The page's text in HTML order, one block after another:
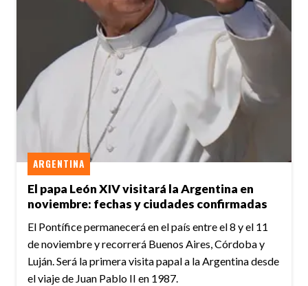
El papa León XIV visitará la Argentina en
noviembre: fechas y ciudades confirmadas
ARGENTINA
El Pontífice permanecerá en el país entre el 8 y el 11
de noviembre y recorrerá Buenos Aires, Córdoba y
Luján. Será la primera visita papal a la Argentina desde
el viaje de Juan Pablo II en 1987.